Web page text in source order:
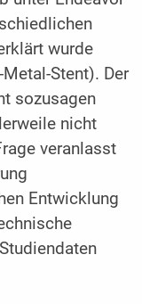
wurde
Stent). Der
sozusagen
nicht
veranlasst
Entwicklung